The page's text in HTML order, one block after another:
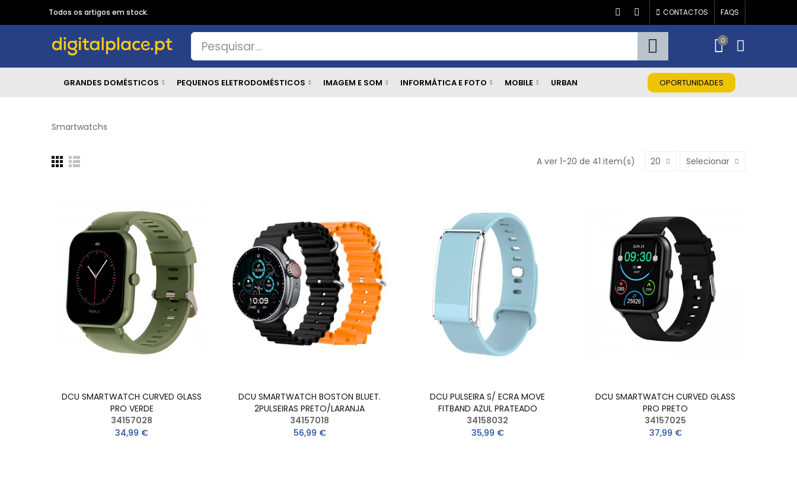
Todos os artigos em stock. CONTACTOS FAQS
0
GRANDES DOMÉSTICOS PEQUENOS ELETRODOMÉSTICOS IMAGEM E SOM INFORMÁTICA E FOTO MOBILE URBAN OPORTUNIDADES
Smartwatchs
A ver 1-20 de 41 item(s) 20 Selecionar
DCU SMARTWATCH CURVED GLASS
PRO VERDE
34157028
34,99 €
DCU SMARTWATCH BOSTON BLUET.
2PULSEIRAS PRETO/LARANJA
34157018
56,99 €
DCU PULSEIRA S/ ECRA MOVE
FITBAND AZUL PRATEADO
34158032
35,99 €
DCU SMARTWATCH CURVED GLASS
PRO PRETO
34157025
37,99 €